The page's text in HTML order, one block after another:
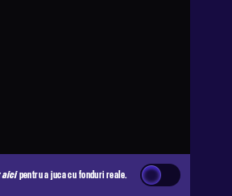
aicipentru a juca cu fonduri reale.